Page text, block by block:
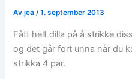
Av jea/1. september 2013
Fått helt dilla på å strikke
og det går fort unna når du
strikka 4 par.